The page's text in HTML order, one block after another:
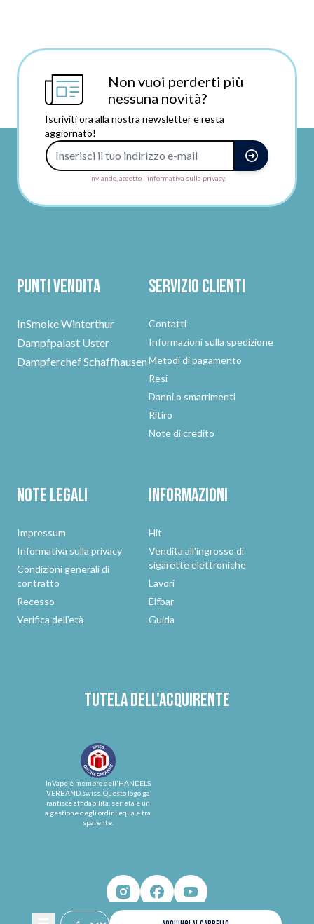
Non vuoi perderti più
nessuna novità?
Iscriviti ora alla nostra newsletter e resta
aggiornato!
Inviando, accetto l'informativa sulla privacy.
Punti vendita
InSmoke Winterthur
Dampfpalast Uster
Dampferchef Schaffhausen
Servizio clienti
Contatti
Informazioni sulla spedizione
Metodi di pagamento
Resi
Danni o smarrimenti
Ritiro
Note di credito
Note legali
Impressum
Informativa sulla privacy
Condizioni generali di
contratto
Recesso
Verifica dell'età
Informazioni
Hit
Vendita all'ingrosso di
sigarette elettroniche
Lavori
Elfbar
Guida
Tutela dell'acquirente
InVape è membro dell'HANDELS
VERBAND.swiss. Questo logo ga
rantisce affidabilità, serietà e un
a gestione degli ordini equa e tra
sparente.